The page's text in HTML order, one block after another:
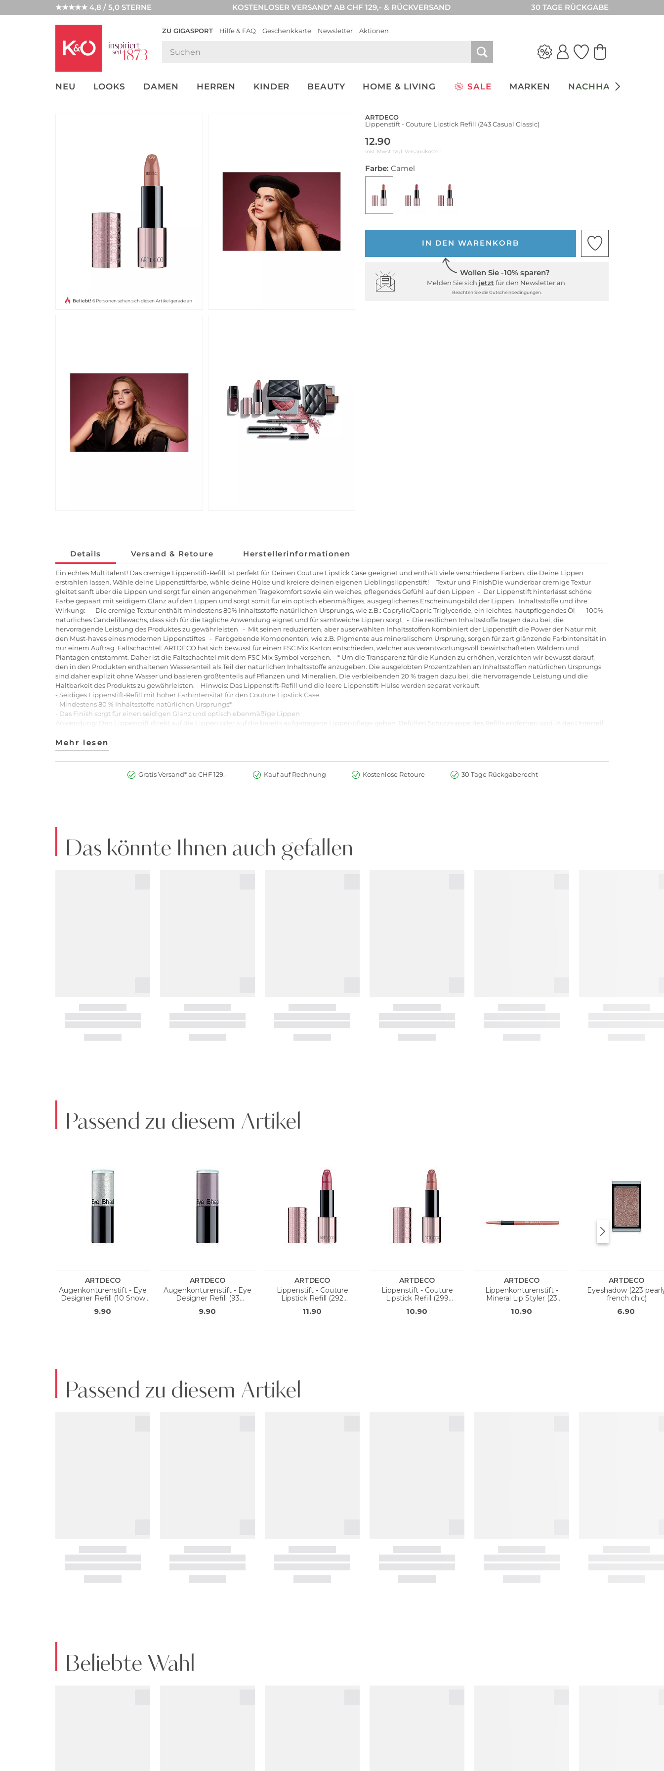
★★★★★ 4,8 / 5,0 STERNE KOSTENLOSER VERSAND* AB CHF 129,- & RÜCKVERSAND 30 TAGE RÜCKGABE
ZU GIGASPORT Hilfe & FAQ Geschenkkarte Newsletter Aktionen
NEU LOOKS DAMEN HERREN KINDER BEAUTY HOME & LIVING SALE MARKEN NACHHALTIGKEIT
NEW IN
WEDDING
Beliebt! 6 Personen sehen sich diesen Artikel gerade an
ARTDECO
Lippenstift - Couture Lipstick Refill (243 Casual Classic)
12.90
inkl. Mwst zzgl. Versandkosten
Farbe: Camel
IN DEN WARENKORB
Wollen Sie -10% sparen?
Melden Sie sich jetzt für den Newsletter an.
Beachten Sie die Gutscheinbedingungen.
Details Versand & Retoure Herstellerinformationen
Ein echtes Multitalent! Das cremige Lippenstift-Refill ist perfekt für Deinen Couture Lipstick Case geeignet und enthält viele verschiedene Farben, die Deine Lippen
erstrahlen lassen. Wähle deine Lippenstiftfarbe, wähle deine Hülse und kreiere deinen eigenen Lieblingslippenstift! Textur und FinishDie wunderbar cremige Textur
gleitet sanft über die Lippen und sorgt für einen angenehmen Tragekomfort sowie ein weiches, pflegendes Gefühl auf den Lippen - Der Lippenstift hinterlässt schöne
Farbe gepaart mit seidigem Glanz auf den Lippen und sorgt somit für ein optisch ebenmäßiges, ausgeglichenes Erscheinungsbild der Lippen. Inhaltsstoffe und ihre
Wirkung: - Die cremige Textur enthält mindestens 80% Inhaltsstoffe natürlichen Ursprungs, wie z.B.: Caprylic/Capric Triglyceride, ein leichtes, hautpflegendes Öl - 100%
natürliches Candelillawachs, dass sich für die tägliche Anwendung eignet und für samtweiche Lippen sorgt - Die restlichen Inhaltsstoffe tragen dazu bei, die
hervorragende Leistung des Produktes zu gewährleisten - Mit seinen reduzierten, aber auserwählten Inhaltsstoffen kombiniert der Lippenstift die Power der Natur mit
den Must-haves eines modernen Lippenstiftes - Farbgebende Komponenten, wie z.B. Pigmente aus mineralischem Ursprung, sorgen für zart glänzende Farbintensität in
nur einem Auftrag Faltschachtel: ARTDECO hat sich bewusst für einen FSC Mix Karton entschieden, welcher aus verantwortungsvoll bewirtschafteten Wäldern und
Plantagen entstammt. Daher ist die Faltschachtel mit dem FSC Mix Symbol versehen. * Um die Transparenz für die Kunden zu erhöhen, verzichten wir bewusst darauf,
den in den Produkten enthaltenen Wasseranteil als Teil der natürlichen Inhaltsstoffe anzugeben. Die ausgelobten Prozentzahlen an Inhaltsstoffen natürlichen Ursprungs
sind daher explizit ohne Wasser und basieren größtenteils auf Pflanzen und Mineralien. Die verbleibenden 20 % tragen dazu bei, die hervorragende Leistung und die
Haltbarkeit des Produkts zu gewährleisten. Hinweis: Das Lippenstift-Refill und die leere Lippenstift-Hülse werden separat verkauft.
- Seidiges Lippenstift-Refill mit hoher Farbintensität für den Couture Lipstick Case
- Mindestens 80 % Inhaltsstoffe natürlichen Ursprungs*
- Das Finish sorgt für einen seidigen Glanz und optisch ebenmäßige Lippen
Anwendung: Den Lippenstift direkt auf die Lippen oder auf die bereits aufgetragene Lippenpflege geben. Befüllen Schutzkappe des Refills entfernen und in das Unterteil
einklicken und Schutzkappe entfernen.Profi-TippMit einem Lip Liner in der passenden Farbe kannst Du die Lippenkontur besser nachzeichnen. Zudem verlängert der
Liner die Haltbarkeit des Lippenstiftes. Der Lippenstift kann für eine verbesserte Haltbarkeit auch in Kombination mit Magic Fix aufgetragen werden
Art.Nr:2900280693917
Mehr lesen
Mehr lesen
Gratis Versand* ab CHF 129.- Kauf auf Rechnung Kostenlose Retoure 30 Tage Rückgaberecht
Das könnte Ihnen auch gefallen
Passend zu diesem Artikel
Passend zu diesem Artikel
Beliebte Wahl